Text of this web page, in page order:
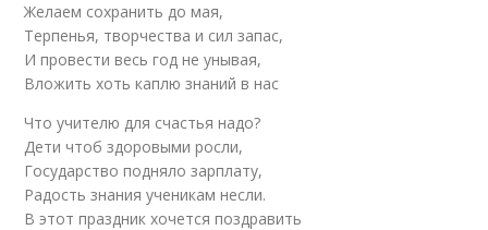
Желаем сохранить до мая,
Терпенья, творчества и сил запас,
И провести весь год не унывая,
Вложить хоть каплю знаний в нас
Что учителю для счастья надо?
Дети чтоб здоровыми росли,
Государство подняло зарплату,
Радость знания ученикам несли.
В этот праздник хочется поздравить